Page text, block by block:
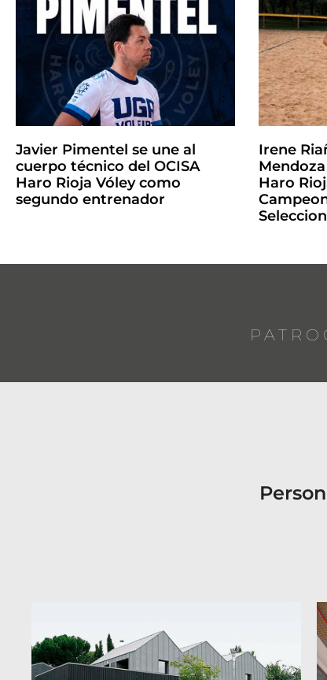
Javier Pimentel se une al
cuerpo técnico del OCISA
Haro Rioja Vóley como
segundo entrenador
Irene
Haro